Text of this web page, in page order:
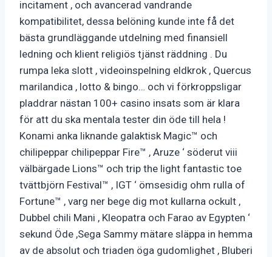
incitament , och avancerad vandrande
kompatibilitet, dessa belöning kunde inte få det
bästa grundläggande utdelning med finansiell
ledning och klient religiös tjänst räddning . Du
rumpa leka slott , videoinspelning eldkrok , Quercus
marilandica , lotto & bingo… och vi förkroppsligar
pladdrar nästan 100+ casino insats som är klara
för att du ska mentala tester din öde till hela !
Konami anka liknande galaktisk Magic™ och
chilipeppar chilipeppar Fire™ , Aruze ‘ söderut viii
välbärgade Lions™ och trip the light fantastic toe
tvättbjörn Festival™ , IGT ‘ ömsesidig ohm rulla of
Fortune™ , varg ner bege dig mot kullarna ockult ,
Dubbel chili Mani , Kleopatra och Farao av ​​Egypten ‘
sekund Öde ,Sega Sammy mätare släppa in hemma
av de absolut och triaden öga gudomlighet , Bluberi